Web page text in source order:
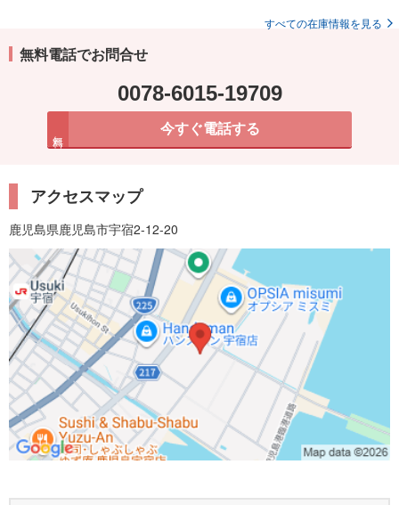
すべての在庫情報を見る
無料電話でお問合せ
0078-6015-19709
今すぐ電話する
アクセスマップ
鹿児島県鹿児島市宇宿2-12-20